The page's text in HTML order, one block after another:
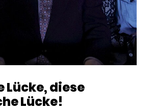
Lücke, diese
Lücke!